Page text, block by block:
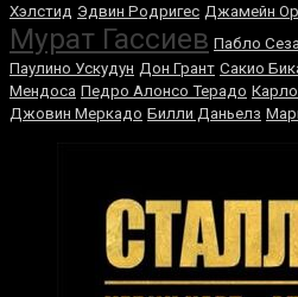
Хэлстид Эдвин Родригес Джамейн
Мурат Гассиев Пабло
Паулино Ускудун Дон Грант Сакио
Мендоса Педро Алонсо Терадо
Джовин Меркадо Билли Даньелз